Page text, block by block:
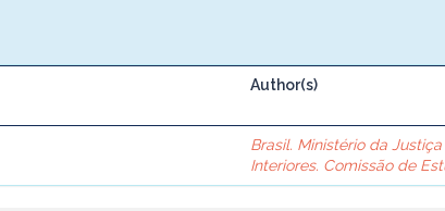
Author(s)
Brasil. Ministério da
Interiores. Comissão de